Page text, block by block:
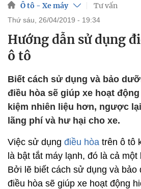
Ô tô - Xe máy Tư vấn
thứ sáu, 26/04/2019 - 19:34
Hướng dẫn sử dụng
ô tô
Biết cách sử dụng và bảo
điều hòa sẽ giúp xe hoạt
kiệm nhiên liệu hơn, ngược
lãng phí và hư hại cho xe.
Việc sử dụng điều hòa trên ô tô
là bật tắt máy lạnh, đó là cả
Bởi lẽ biết cách sử dụng và bảo
điều hòa sẽ giúp xe hoạt động